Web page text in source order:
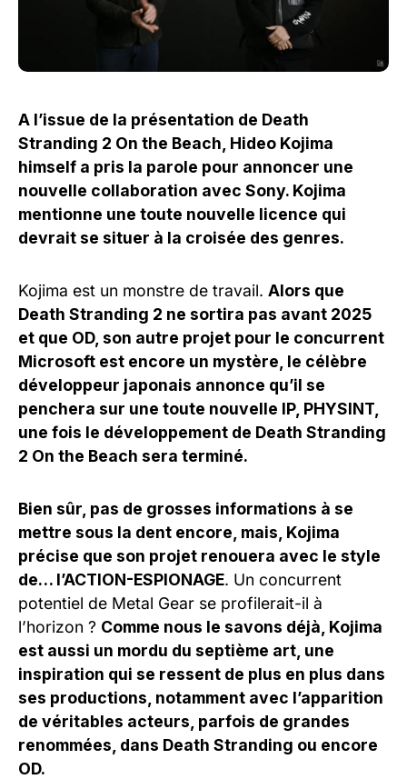
A l’issue de la présentation de Death
Stranding 2 On the Beach, Hideo Kojima
himself a pris la parole pour annoncer une
nouvelle collaboration avec Sony. Kojima
mentionne une toute nouvelle licence qui
devrait se situer à la croisée des genres.
Kojima est un monstre de travail. Alors que
Death Stranding 2 ne sortira pas avant 2025
et que OD, son autre projet pour le concurrent
Microsoft est encore un mystère, le célèbre
développeur japonais annonce qu’il se
penchera sur une toute nouvelle IP, PHYSINT,
une fois le développement de Death Stranding
2 On the Beach sera terminé.
Bien sûr, pas de grosses informations à se
mettre sous la dent encore, mais, Kojima
précise que son projet renouera avec le style
de… l’ACTION-ESPIONAGE. Un concurrent
potentiel de Metal Gear se profilerait-il à
l’horizon ? Comme nous le savons déjà, Kojima
est aussi un mordu du septième art, une
inspiration qui se ressent de plus en plus dans
ses productions, notamment avec l’apparition
de véritables acteurs, parfois de grandes
renommées, dans Death Stranding ou encore
OD.